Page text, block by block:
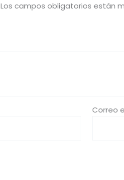
Los campos obligatorios están
Correo